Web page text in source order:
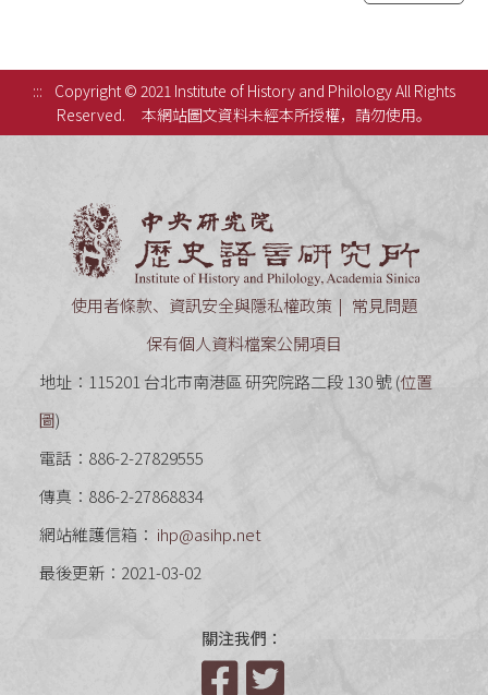
:::
Copyright © 2021 Institute of History and Philology All Rights
Reserved.
本網站圖文資料未經本所授權，請勿使用。
使用者條款、資訊安全與隱私權政策
常見問題
保有個人資料檔案公開項目
地址：115201 台北市南港區 研究院路二段 130 號 (位置
圖)
電話：886-2-27829555
傳真：886-2-27868834
網站維護信箱： ihp@asihp.net
最後更新：2021-03-02
關注我們：
Facebook